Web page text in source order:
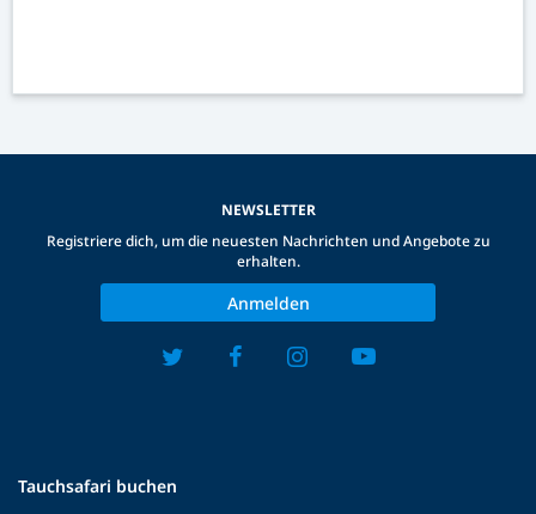
Tauchsafari buchen
NEWSLETTER
Registriere dich, um die neuesten Nachrichten und Angebote zu
erhalten.
Anmelden